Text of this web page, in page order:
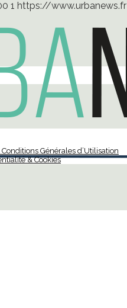
1 https://www.urbanews.fr
Générales d’Utilisation
& Cookies